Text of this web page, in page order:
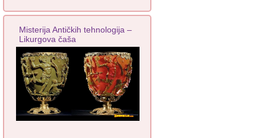
Misterija Antičkih tehnologija –
Likurgova čaša